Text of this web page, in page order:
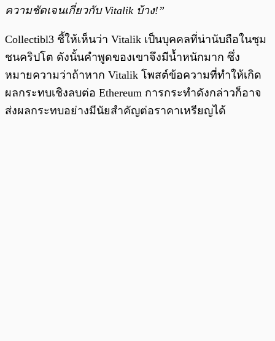
ความชัดเจนเกี่ยวกับ Vitalik บ้าง!”
Collectibl3 ชี้ให้เห็นว่า Vitalik เป็นบุคคลที่น่านับถือในชุม
ชนคริปโต ดังนั้นคำพูดของเขาจึงมีน้ำหนักมาก ซึ่ง
หมายความว่าถ้าหาก Vitalik โพสต์ข้อความที่ทำให้เกิด
ผลกระทบเชิงลบต่อ Ethereum การกระทำดังกล่าวก็อาจ
ส่งผลกระทบอย่างมีนัยสำคัญต่อราคาเหรียญได้